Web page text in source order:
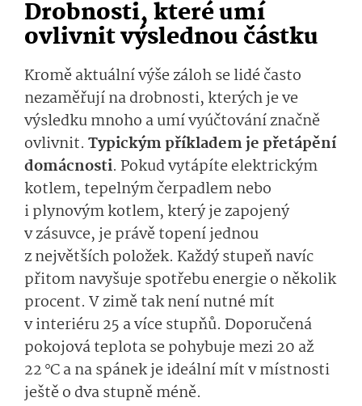
Drobnosti, které umí
ovlivnit výslednou částku
Kromě aktuální výše záloh se lidé často
nezaměřují na drobnosti, kterých je ve
výsledku mnoho a umí vyúčtování značně
ovlivnit. Typickým příkladem je přetápění
domácnosti. Pokud vytápíte elektrickým
kotlem, tepelným čerpadlem nebo
i plynovým kotlem, který je zapojený
v zásuvce, je právě topení jednou
z největších položek. Každý stupeň navíc
přitom navyšuje spotřebu energie o několik
procent. V zimě tak není nutné mít
v interiéru 25 a více stupňů. Doporučená
pokojová teplota se pohybuje mezi 20 až
22 °C a na spánek je ideální mít v místnosti
ještě o dva stupně méně.